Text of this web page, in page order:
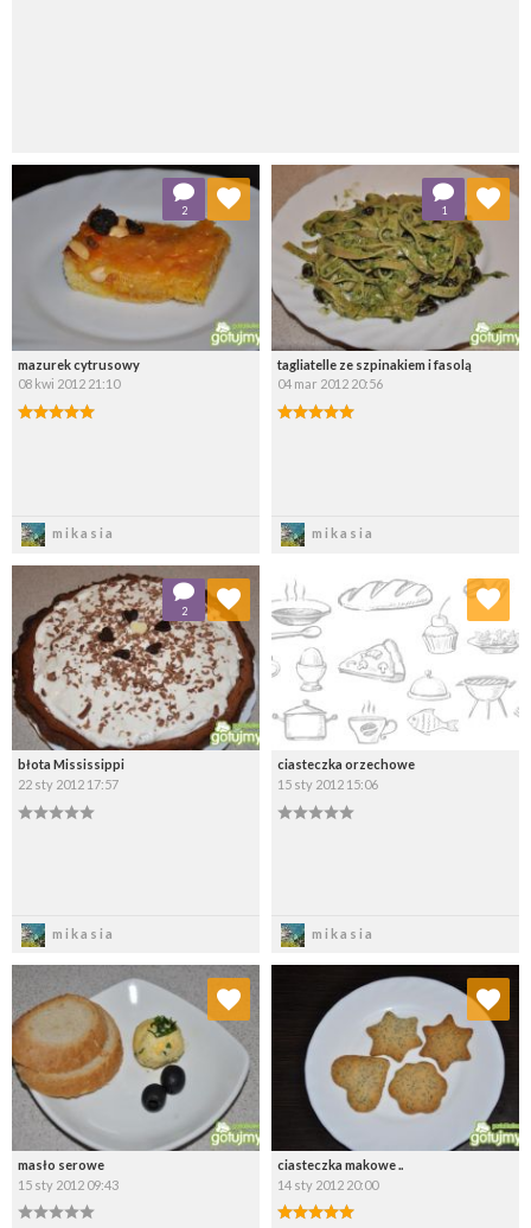
mazurek cytrusowy
08 kwi 2012 21:10
mikasia
2
Dodaj do ulubionych
Wybierz listę:
tagliatelle ze szpinakiem i fasolą
04 mar 2012 20:56
mikasia
1
Dodaj do ulubionych
Wybierz listę:
błota Mississippi
22 sty 2012 17:57
mikasia
2
Dodaj do ulubionych
Wybierz listę:
ciasteczka orzechowe
15 sty 2012 15:06
mikasia
Dodaj do ulubionych
Wybierz listę:
masło serowe
15 sty 2012 09:43
Dodaj do ulubionych
Wybierz listę:
ciasteczka makowe ..
14 sty 2012 20:00
Dodaj do ulubionych
Wybierz listę: